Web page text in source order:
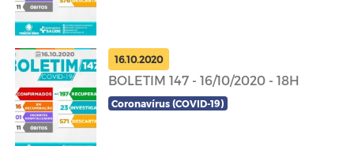
16.10.2020
BOLETIM 147 - 16/10/2020 - 18H
Coronavírus (COVID-19)